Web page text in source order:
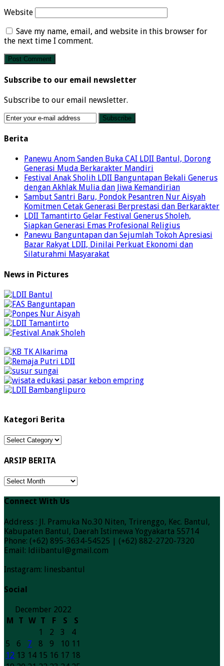
Website
Save my name, email, and website in this browser for
the next time I comment.
Subscribe to our email newsletter
Subscribe to our email newsletter.
Berita
Panewu Anom Sanden Buka CAI LDII Bantul, Dorong
Generasi Muda Berkarakter Mandiri
Festival Anak Sholih LDII Banguntapan Bekali Generus
dengan Akhlak Mulia dan Jiwa Kemandirian
Sambut Santri Baru, Pondok Pesantren Nur Aisyah
Komitmen Cetak Generasi Berprestasi dan Berkarakter
LDII Tamantirto Gelar Festival Generus Sholeh,
Siapkan Generasi Emas Profesional Religius
Panewu Banguntapan dan Sejumlah Tokoh Apresiasi
Bazar Rakyat LDII, Dinilai Perkuat Ekonomi dan
Silaturahmi Masyarakat
News in Pictures
Kategori Berita
Kategori
ARSIP BERITA
ARSIP
Connect With Us
Address : Jl. Pramuka No.30 Niten, Trirenggo, Kec. Bantul,
Kabupaten Bantul, Daerah Istimewa Yogyakarta 55714
Phone: (+62) 895-3634-54525 | (+62) 882-2720-7320
Email: ldiibantul@gmail.com
Instagram: linesbantul
Social
December 2022
M
T W T F S
S
1
2 3
4
5
6 7 8 9 10 11
12 13 14 15 16 17 18